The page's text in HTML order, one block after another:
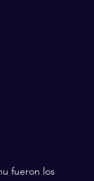
fueron los